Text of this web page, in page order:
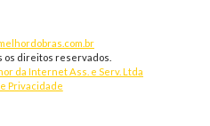
os direitos reservados.
da Internet Ass. e Serv. Ltda
Privacidade